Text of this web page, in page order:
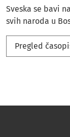
Sveska se bavi
svih naroda u
Pregled